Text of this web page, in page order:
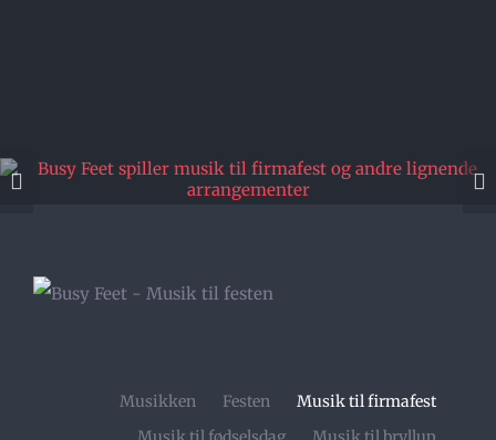
Musikken Festen
Musik til firmafest